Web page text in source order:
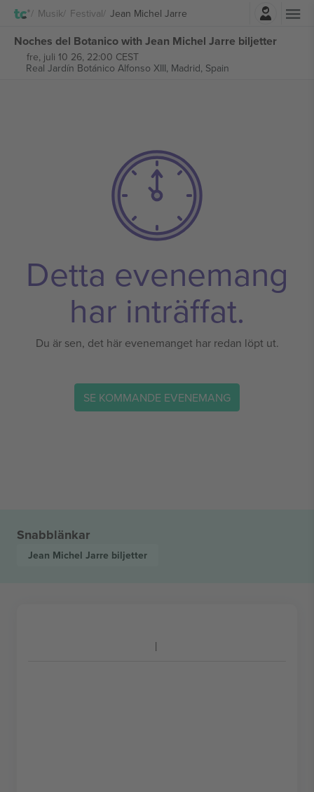
Musik Festival Jean Michel JarreLogga in
Noches del Botanico with Jean Michel Jarre biljetter
fre, juli 10 26, 22:00 CEST
Real Jardín Botánico Alfonso XIII, Madrid, Spain
Detta evenemang
har inträffat.
Du är sen, det här evenemanget har redan löpt ut.
SE KOMMANDE EVENEMANG
Snabblänkar
Jean Michel Jarre biljetter